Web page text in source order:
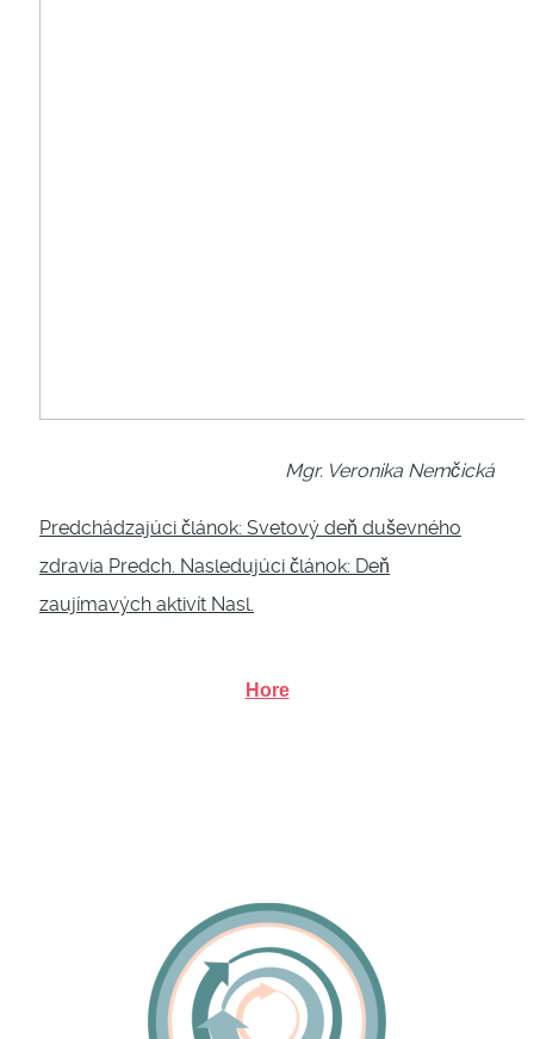
Mgr. Veronika Nemčická
Predchádzajúci článok: Svetový deň duševného
zdravia Predch. Nasledujúci článok: Deň
zaujímavých aktivít Nasl.
Hore